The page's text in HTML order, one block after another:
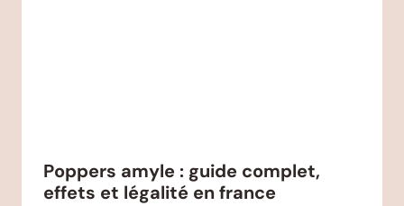
Poppers amyle : guide complet,
effets et légalité en france